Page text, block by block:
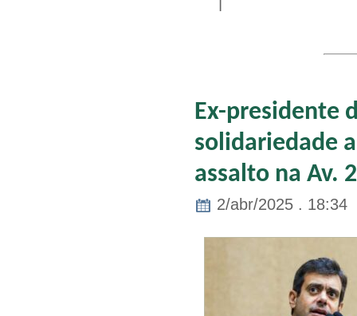
Ex-presidente
solidariedade
assalto na Av.
2/abr/2025 . 18:34